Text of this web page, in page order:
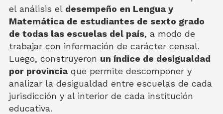
el análisis el desempeño en Lengua y
Matemática de estudiantes de sexto grado
de todas las escuelas del país, a modo de
trabajar con información de carácter censal.
Luego, construyeron un índice de desigualdad
por provincia que permite descomponer y
analizar la desigualdad entre escuelas de cada
jurisdicción y al interior de cada institución
educativa.